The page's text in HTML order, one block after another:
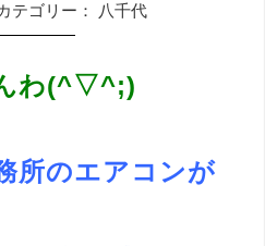
テゴリー： 八千代
わ(^▽^;)
所のエアコンが